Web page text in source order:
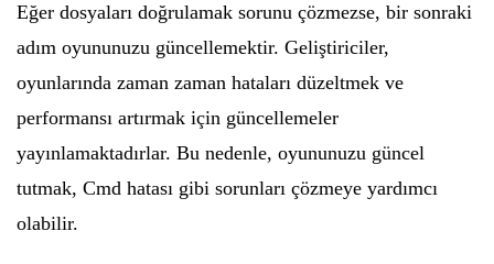
Eğer dosyaları doğrulamak sorunu çözmezse, bir sonraki
adım oyununuzu güncellemektir. Geliştiriciler,
oyunlarında zaman zaman hataları düzeltmek ve
performansı artırmak için güncellemeler
yayınlamaktadırlar. Bu nedenle, oyununuzu güncel
tutmak, Cmd hatası gibi sorunları çözmeye yardımcı
olabilir.